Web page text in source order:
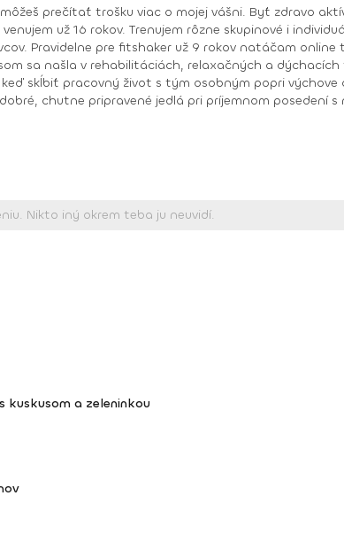
prečítať trošku viac o mojej vášni. Byť zdravo
športových
život s tým osobným popri výchove dieťaťa je častokrát náročné, ale
spoločne krásy Slovenska a Česka. Tak toto som celá ja. Športovo založená
možno nevieš je, že som v detstve súťažne hrávala stolný tenis a
kuskusom a zeleninkou